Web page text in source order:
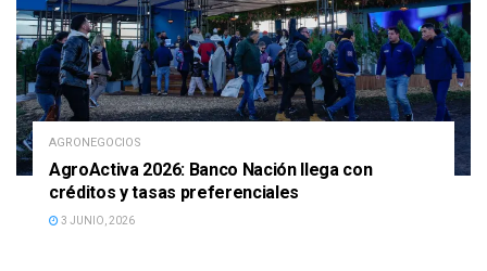
AGRONEGOCIOS
AgroActiva 2026: Banco Nación llega con
créditos y tasas preferenciales
3 JUNIO, 2026